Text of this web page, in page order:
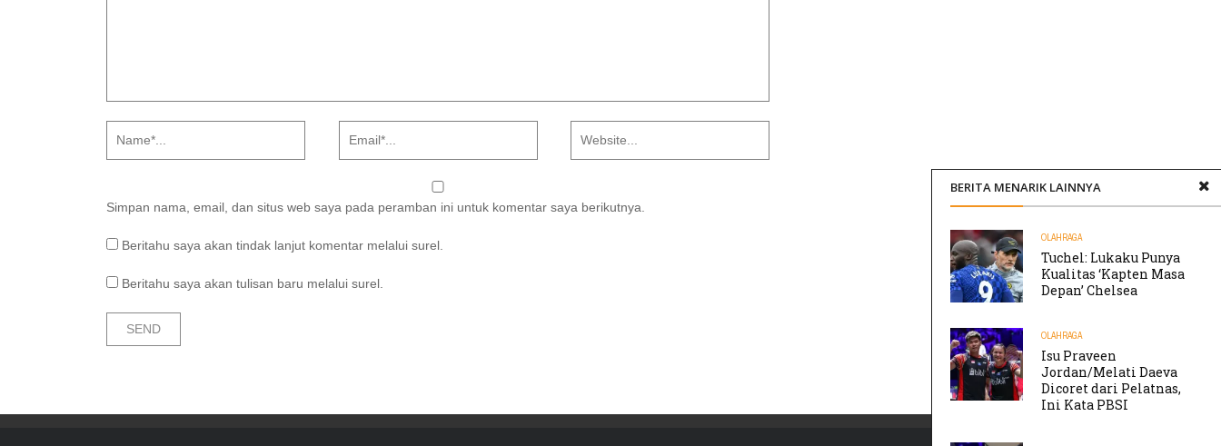
Simpan nama, email, dan situs web saya pada peramban ini untuk komentar saya berikutnya.
Beritahu saya akan tindak lanjut komentar melalui surel.
Beritahu saya akan tulisan baru melalui surel.
BERITA MENARIK LAINNYA
OLAHRAGA
Tuchel: Lukaku Punya
Kualitas ‘Kapten Masa
Depan’ Chelsea
OLAHRAGA
Isu Praveen
Jordan/Melati Daeva
Dicoret dari Pelatnas,
Ini Kata PBSI